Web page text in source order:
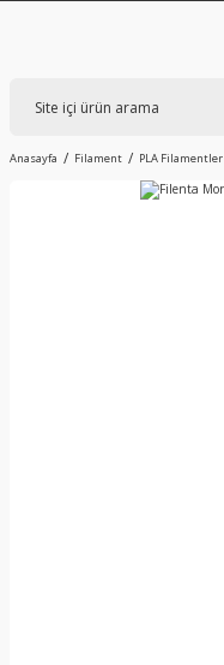
Anasayfa Filament PLA Filamentler